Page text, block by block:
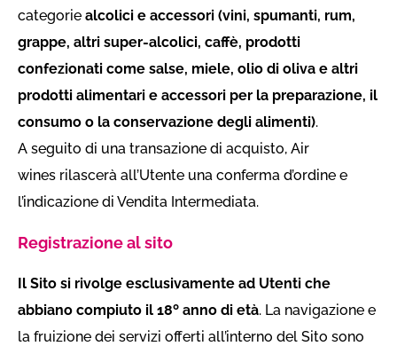
categorie alcolici e accessori (vini, spumanti, rum,
grappe, altri super-alcolici, caffè, prodotti
confezionati come salse, miele, olio di oliva e altri
prodotti alimentari e accessori per la preparazione, il
consumo o la conservazione degli alimenti).
A seguito di una transazione di acquisto, Air
wines rilascerà all’Utente una conferma d’ordine e
l’indicazione di Vendita Intermediata.
Registrazione al sito
Il Sito si rivolge esclusivamente ad Utenti che
abbiano compiuto il 18º anno di età. La navigazione e
la fruizione dei servizi offerti all’interno del Sito sono